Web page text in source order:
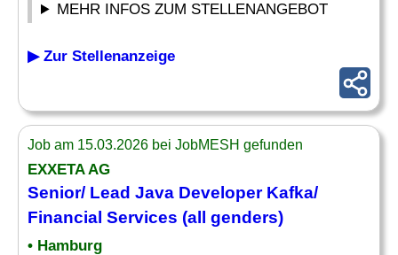
MEHR INFOS ZUM STELLENANGEBOT
▶ Zur Stellenanzeige
Job am 15.03.2026 bei JobMESH gefunden
EXXETA AG
Senior/ Lead Java DeveloperKafka/
Financial Services (all genders)
• Hamburg